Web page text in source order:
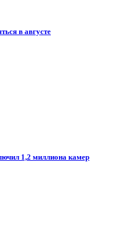
в августе
1,2 миллиона камер